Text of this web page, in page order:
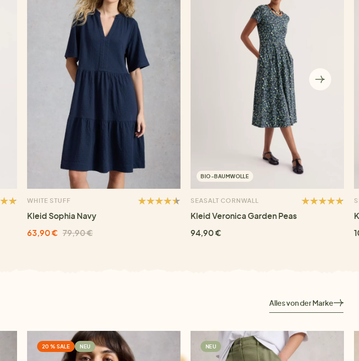
WHITE STUFF
Kleid Sophia Navy
63,90 € 79,90 €
BIO-BAUMWOLLE
SEASALT CORNWALL
Kleid Veronica Garden Peas
94,90 €
Alles von der Marke
20 % SALE NEU NEU